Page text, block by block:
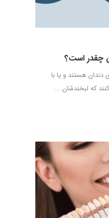
چقدر است؟
دندان هستند و یا با
که لبخندشان ...